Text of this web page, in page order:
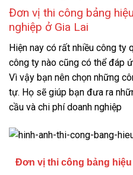
Đơn vị thi công bảng
nghiệp ở Gia Lai
Hiện nay có rất nhiều công ty
công ty nào cũng có thể đáp
Vì vậy bạn nên chọn những
tự. Họ sẽ giúp bạn đưa ra
cầu và chi phí doanh nghiệp
Đơn vị thi công bảng